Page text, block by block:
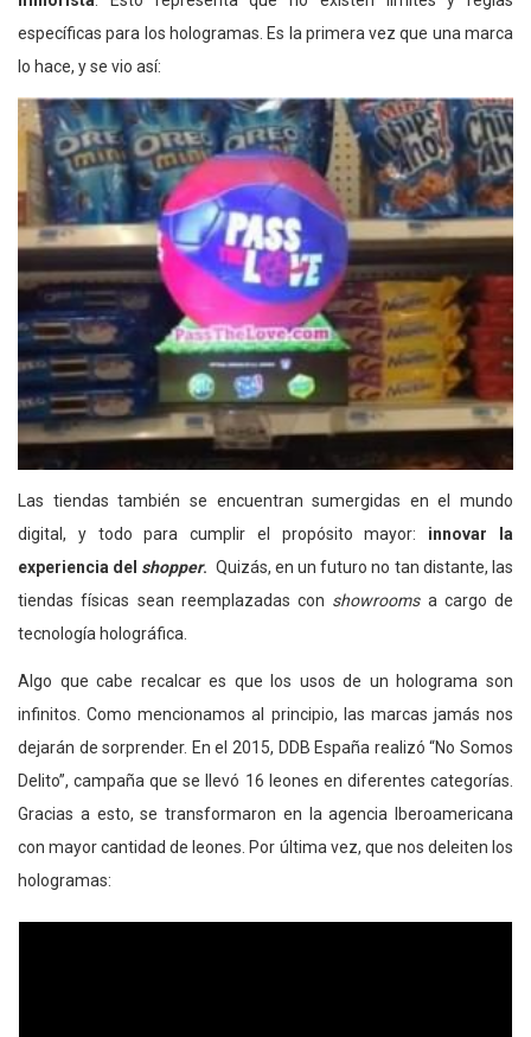
específicas para los hologramas. Es la primera vez que una marca
lo hace, y se vio así:
Las tiendas también se encuentran sumergidas en el mundo
digital, y todo para cumplir el propósito mayor: innovar la
experiencia del shopper. Quizás, en un futuro no tan distante, las
tiendas físicas sean reemplazadas con showroomsa cargo de
tecnología holográfica.
Algo que cabe recalcar es que los usos de un holograma son
infinitos. Como mencionamos al principio, las marcas jamás nos
dejarán de sorprender. En el 2015, DDB España realizó “No Somos
Delito”, campaña que se llevó 16 leones en diferentes categorías.
Gracias a esto, se transformaron en la agencia Iberoamericana
con mayor cantidad de leones. Por última vez, que nos deleiten los
hologramas: